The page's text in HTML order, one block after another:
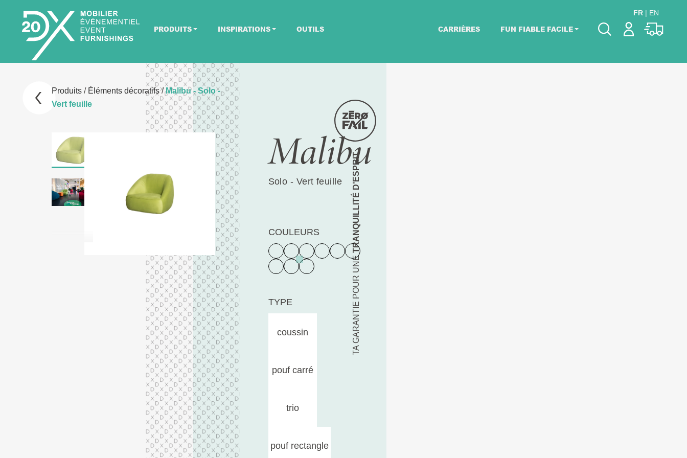
PRODUITS INSPIRATIONS OUTILS CARRIÈRES FUN FIABLE FACILE
FR| EN
Produits / Éléments décoratifs/Malibu - Solo -
Vert feuille
TA GARANTIE POUR UNE
TRANQUILLITÉ D’ESPRIT
Malibu
Solo - Vert feuille
COULEURS
TYPE
coussin
pouf carré
trio
pouf rectangle